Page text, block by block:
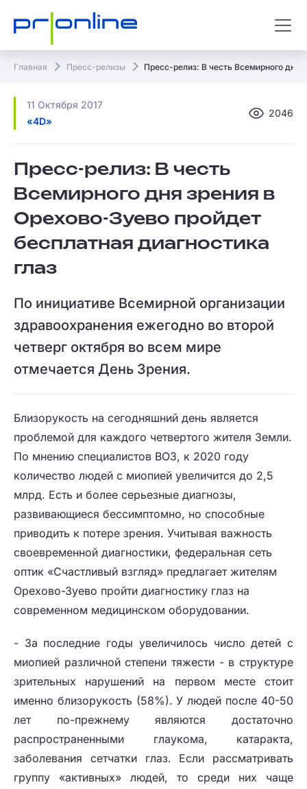
Главная Пресс-релизы Пресс-релиз: В честь Всемирного дня
11 Октября 2017
«4D»
2046
Пресс-релиз: В честь
Всемирного дня зрения в
Орехово-Зуево пройдет
бесплатная диагностика
глаз
По инициативе Всемирной организации
здравоохранения ежегодно во второй
четверг октября во всем мире
отмечается День Зрения.
Близорукость на сегодняшний день является
проблемой для каждого четвертого жителя Земли.
По мнению специалистов ВОЗ, к 2020 году
количество людей с миопией увеличится до 2,5
млрд. Есть и более серьезные диагнозы,
развивающиеся бессимптомно, но способные
приводить к потере зрения. Учитывая важность
своевременной диагностики, федеральная сеть
оптик «Счастливый взгляд» предлагает жителям
Орехово-Зуево пройти диагностику глаз на
современном медицинском оборудовании.
- За последние годы увеличилось число детей с
миопией различной степени тяжести - в структуре
зрительных нарушений на первом месте стоит
именно близорукость (58%). У людей после 40-50
лет по-прежнему являются достаточно
распространенными глаукома, катаракта,
заболевания сетчатки глаз. Если рассматривать
группу «активных» людей, то среди них чаще